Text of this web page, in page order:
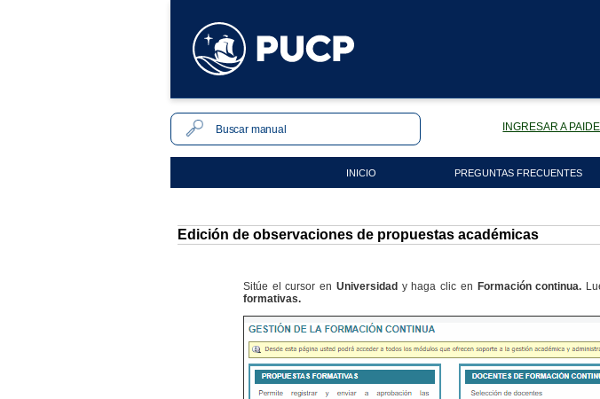
INGRESAR A
INICIO PREGUNTAS FRECUENTES
Edición de observaciones de propuestas académicas
Sitúe el cursor en Universidad y haga clic en Formación continua.
formativas.